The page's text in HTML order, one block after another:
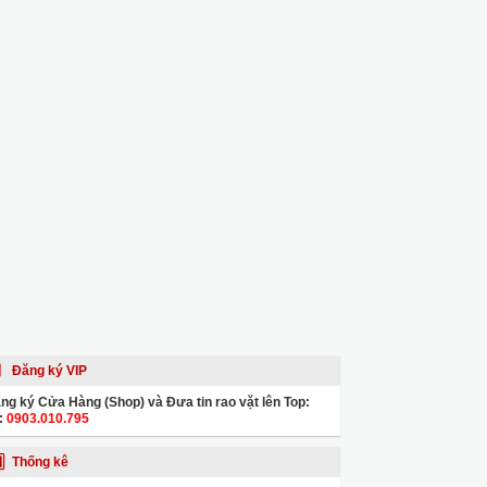
Đăng ký VIP
ký Cửa Hàng (Shop) và Đưa tin rao vặt lên Top:
0903.010.795
Thống kê